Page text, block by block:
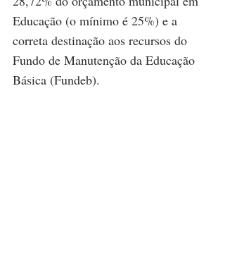
Educação (o mínimo é 25%) e a
correta destinação aos recursos do
Fundo de Manutenção da Educação
Básica (Fundeb).